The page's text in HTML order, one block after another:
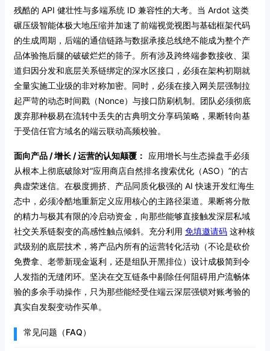
残酷的 API 健壮性与多端系统 ID 兼容性的大考。当 Ardot 这类
碾压级智能体极大地压缩并加速了前端视觉视图与基础框架代码
的生成周期，后端的通信链路与数据承接总线绝不能成为整个产
品体验拖后腿的破破烂烂的筛子。所有涉及跨终端参数接收、渠
道归因分发和底层关系链绑定的深水区接口，必须在架构初期就
全量实施工业级的非对称加密。同时，必须在接入网关层强制拉
起严苛的动态时间戳（Nonce）与接口防刷机制。团队必须彻底
废弃那种极易在流转中丢失的古典明文分享码策略，果断转向基
于受信任官方域名的端云联动高频校验。
面向产品 / 增长 / 运营的认知颠覆：
应用增长与生态操盘手必须
从根本上彻底破除对“应用商店自然排名搜索优化（ASO）”的古
典虚荣迷信。在极度拥挤、产品同质化极强的 AI 快速开发红海生
态中，必须冷酷地重新定义应用核心的主路径渠道。果断将分散
的精力与极其有限的冷启动资金，向那些能够直接触发深层私域
社交关系链裂变的高感性触点倾斜。充分利用 免填邀请码 这种核
武级别的底层技术，将产品内所有的运营转化活动（不论是砍价
免费拿、老带新现金返利，还是组队开黑排位）设计成极简到令
人发指的无缝闭环。坚决在交互链条中剔除任何阻碍用户流畅体
验的多余手动操作，只为那些能经受住端云深层强锁对账考验的
真实自发裂变动作买单。
常见问题（FAQ）